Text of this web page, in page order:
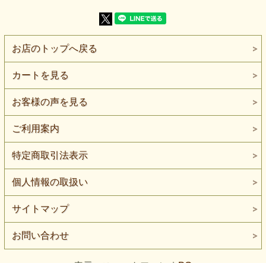
【特 徴】細かな濃淡が混ざる霜降り調のグレイ
【ご注意】表側と裏側では、霜降りの見え方や編み目が異な
ります。裁断前に使用する面をご確認ください。
細かな濃淡が混ざる霜降り調のグレイが特徴の、綿100％コ
ットン強撚天竺ニットです。
ベタ無地よりも表情がありながら、柄物ほど強く主張しない
色合いです。
近くではグレイの細かな濃淡が見え、少し離れると落ち着い
た中間色としてまとまります。
服の形や切り替え、組み合わせる色を主役にしたい場合に
も、無地感覚で取り入れられます。
一般的なやわらかな綿天竺とは少し異なる、乾いたような触
感があります。
厚みは普通～やや薄手で、主にヨコ方向によく伸びます。
作るアイテムや型紙によって必要な伸びが異なるため、裁断
前に端布で伸びる方向と程度をご確認ください。
Tシャツやカットソーでは、霜降りの濃淡を広い面へ自然に
お店のトップへ戻る
カートを見る
お客様の声を見る
ご利用案内
特定商取引法表示
個人情報の取扱い
サイトマップ
お問い合わせ